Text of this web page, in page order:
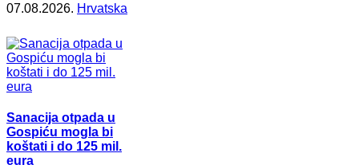
07.08.2026. Hrvatska
Sanacija otpada u
Gospiću mogla bi
koštati i do 125 mil.
eura